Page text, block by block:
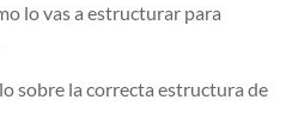
lo vas a estructurar para
sobre la correcta estructura de